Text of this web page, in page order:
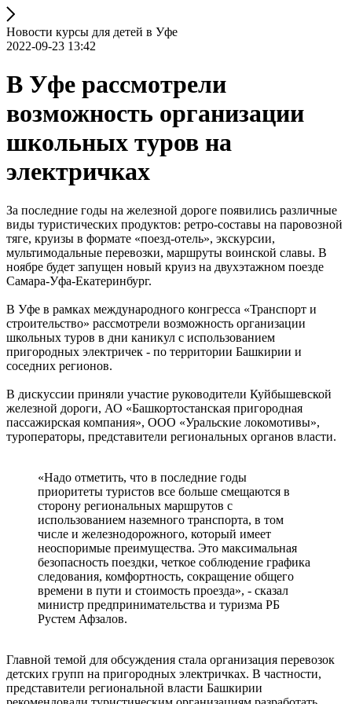
Новости курсы для детей в Уфе
2022-09-23 13:42
В Уфе рассмотрели
возможность организации
школьных туров на
электричках
За последние годы на железной дороге появились различные
виды туристических продуктов: ретро-составы на паровозной
тяге, круизы в формате «поезд-отель», экскурсии,
мультимодальные перевозки, маршруты воинской славы. В
ноябре будет запущен новый круиз на двухэтажном поезде
Самара-Уфа-Екатеринбург.
В Уфе в рамках международного конгресса «Транспорт и
строительство» рассмотрели возможность организации
школьных туров в дни каникул с использованием
пригородных электричек - по территории Башкирии и
соседних регионов.
В дискуссии приняли участие руководители Куйбышевской
железной дороги, АО «Башкортостанская пригородная
пассажирская компания», ООО «Уральские локомотивы»,
туроператоры, представители региональных органов власти.
«Надо отметить, что в последние годы
приоритеты туристов все больше смещаются в
сторону региональных маршрутов с
использованием наземного транспорта, в том
числе и железнодорожного, который имеет
неоспоримые преимущества. Это максимальная
безопасность поездки, четкое соблюдение графика
следования, комфортность, сокращение общего
времени в пути и стоимость проезда», - сказал
министр предпринимательства и туризма РБ
Рустем Афзалов.
Главной темой для обсуждения стала организация перевозок
детских групп на пригородных электричках. В частности,
представители региональной власти Башкирии